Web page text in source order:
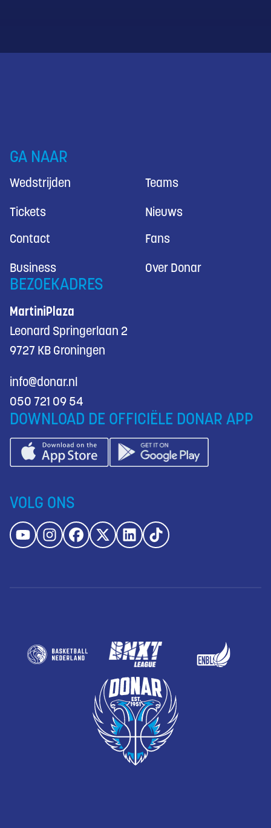
GA NAAR
Wedstrijden Teams
Tickets Nieuws
Contact Fans
Business Over Donar
BEZOEKADRES
MartiniPlaza
Leonard Springerlaan 2
9727 KB Groningen
info@donar.nl
050 721 09 54
DOWNLOAD DE OFFICIËLE DONAR APP
VOLG ONS